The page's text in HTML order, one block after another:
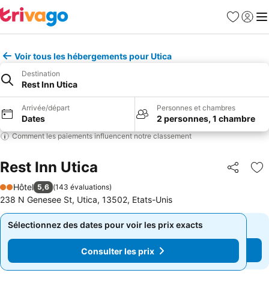
Favoris
Se
Voir tous les hébergements pour Utica
Destination
Rest Inn Utica
Arrivée/départ
Dates
Personnes et chambres
2 personnes, 1 chambre
Comment les paiements influencent notre classement
Rest Inn Utica Partager
2 Étoiles
Hôtel 5,6 (143 évaluations)
238 N Genesee St, Utica, 13502, Etats-Unis
Sélectionnez des dates pour voir les prix exacts
Consulter les prix
Sélectionnez des dates pour voir les prix exacts
Consulter les prix